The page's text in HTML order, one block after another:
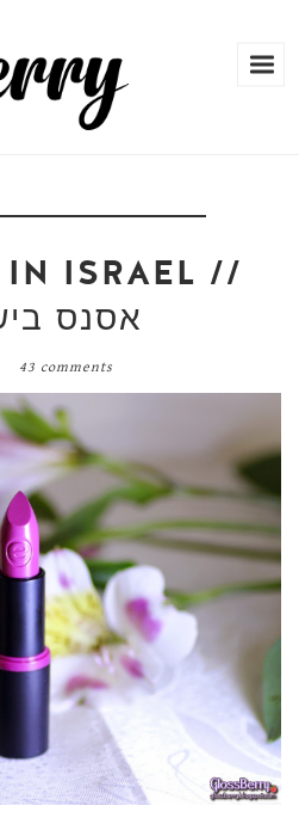
IN ISRAEL //
אסנס
43 comments